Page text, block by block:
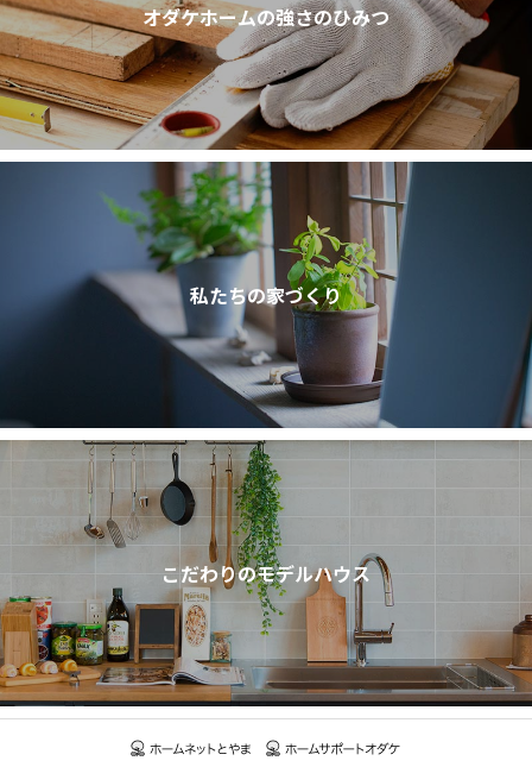
オダケホームの強さのひみつ
私たちの家づくり
こだわりのモデルハウス